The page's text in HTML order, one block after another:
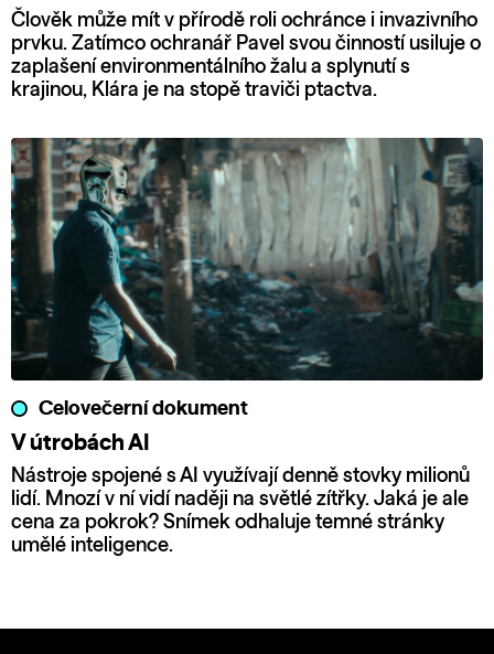
Člověk může mít v přírodě roli ochránce i invazivního
prvku. Zatímco ochranář Pavel svou činností usiluje o
zaplašení environmentálního žalu a splynutí s
krajinou, Klára je na stopě traviči ptactva.
Celovečerní dokument
V útrobách AI
Nástroje spojené s AI využívají denně stovky milionů
lidí. Mnozí v ní vidí naději na světlé zítřky. Jaká je ale
cena za pokrok? Snímek odhaluje temné stránky
umělé inteligence.